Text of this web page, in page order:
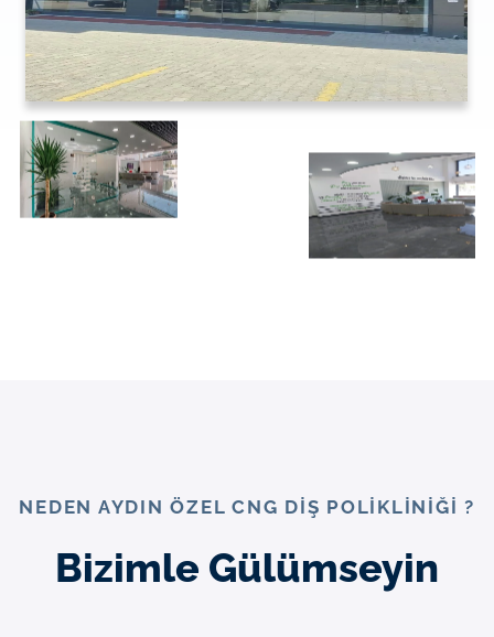
NEDEN AYDIN ÖZEL CNG DIŞ POLIKLINIĞI ?
Bizimle Gülümseyin